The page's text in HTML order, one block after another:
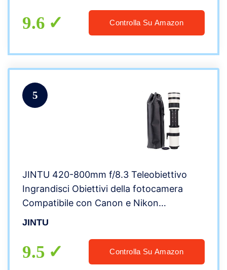
9.6 Controlla Su Amazon
5
JINTU 420-800mm f/8.3 Teleobiettivo
Ingrandisci Obiettivi della fotocamera
Compatibile con Canon e Nikon
Fotocamere reflex 4000D 90D 80D 60D
D5500 D5300 D3200 D3400
JINTU
9.5 Controlla Su Amazon